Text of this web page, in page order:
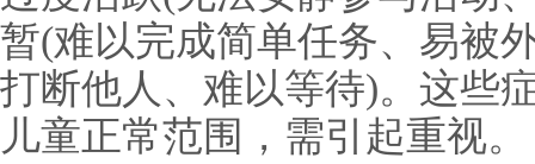
暂(难以完成简单任务、易被
打断他人、难以等待)。这些
儿童正常范围，需引起重视。